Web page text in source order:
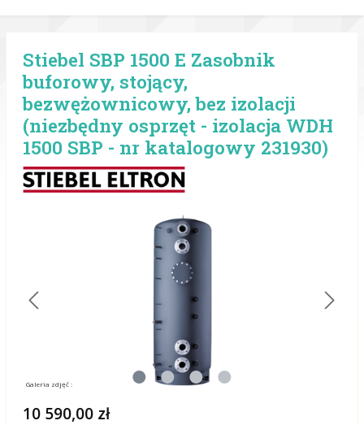
Stiebel SBP 1500 E Zasobnik
buforowy, stojący,
bezwężownicowy, bez izolacji
(niezbędny osprzęt - izolacja WDH
1500 SBP - nr katalogowy 231930)
Galeria zdjęć :
10 590,00 zł